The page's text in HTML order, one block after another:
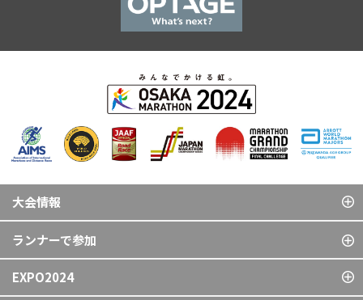
大会情報
ランナーで参加
EXPO2024